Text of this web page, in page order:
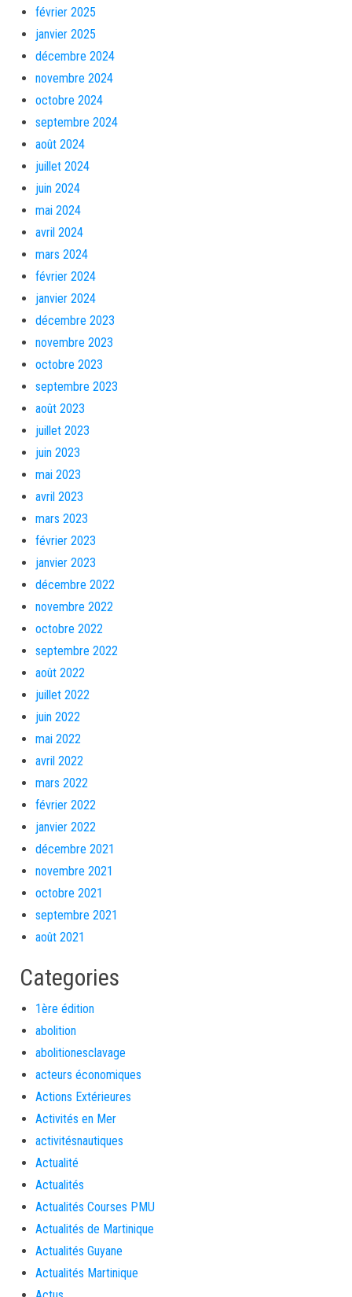
février 2025
janvier 2025
décembre 2024
novembre 2024
octobre 2024
septembre 2024
août 2024
juillet 2024
juin 2024
mai 2024
avril 2024
mars 2024
février 2024
janvier 2024
décembre 2023
novembre 2023
octobre 2023
septembre 2023
août 2023
juillet 2023
juin 2023
mai 2023
avril 2023
mars 2023
février 2023
janvier 2023
décembre 2022
novembre 2022
octobre 2022
septembre 2022
août 2022
juillet 2022
juin 2022
mai 2022
avril 2022
mars 2022
février 2022
janvier 2022
décembre 2021
novembre 2021
octobre 2021
septembre 2021
août 2021
Categories
1ère édition
abolition
abolitionesclavage
acteurs économiques
Actions Extérieures
Activités en Mer
activitésnautiques
Actualité
Actualités
Actualités Courses PMU
Actualités de Martinique
Actualités Guyane
Actualités Martinique